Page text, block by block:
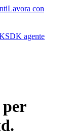
Lavora con
SDK agente